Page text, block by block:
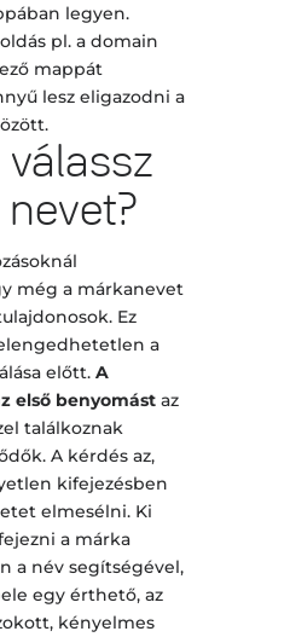
legyen.
pl. a domain
mappát
lesz eligazodni a
még a márkanevet
Ez
a
előtt. A
első benyomástaz
találkoznak
A kérdés az,
kifejezésben
elmesélni. Ki
a márka
a név segítségével,
egy érthető, az
kényelmes